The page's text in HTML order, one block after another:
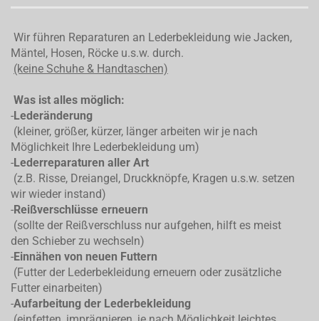
Wir führen Reparaturen an Lederbekleidung wie Jacken,
Mäntel, Hosen, Röcke u.s.w. durch.
(keine Schuhe & Handtaschen)
Was ist alles möglich:
-Lederänderung
(kleiner, größer, kürzer, länger arbeiten wir je nach
Möglichkeit Ihre Lederbekleidung um)
-Lederreparaturen aller Art
(z.B. Risse, Dreiangel, Druckknöpfe, Kragen u.s.w. setzen
wir wieder instand)
-Reißverschlüsse erneuern
(sollte der Reißverschluss nur aufgehen, hilft es meist
den Schieber zu wechseln)
-Einnähen von neuen Futtern
(Futter der Lederbekleidung erneuern oder zusätzliche
Futter einarbeiten)
-Aufarbeitung der Lederbekleidung